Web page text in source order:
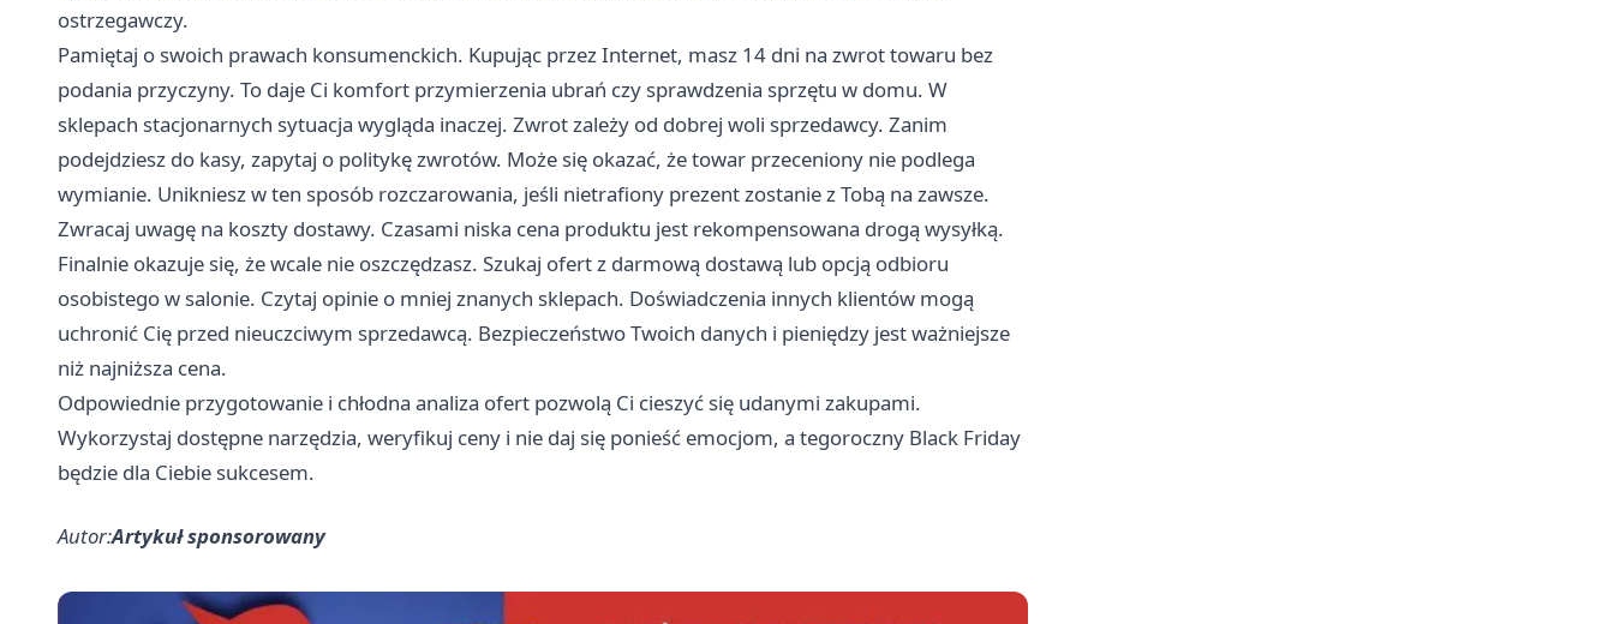
ostrzegawczy.
Pamiętaj o swoich prawach konsumenckich. Kupując przez Internet, masz 14 dni na zwrot towaru bez
podania przyczyny. To daje Ci komfort przymierzenia ubrań czy sprawdzenia sprzętu w domu. W
sklepach stacjonarnych sytuacja wygląda inaczej. Zwrot zależy od dobrej woli sprzedawcy. Zanim
podejdziesz do kasy, zapytaj o politykę zwrotów. Może się okazać, że towar przeceniony nie podlega
wymianie. Unikniesz w ten sposób rozczarowania, jeśli nietrafiony prezent zostanie z Tobą na zawsze.
Zwracaj uwagę na koszty dostawy. Czasami niska cena produktu jest rekompensowana drogą wysyłką.
Finalnie okazuje się, że wcale nie oszczędzasz. Szukaj ofert z darmową dostawą lub opcją odbioru
osobistego w salonie. Czytaj opinie o mniej znanych sklepach. Doświadczenia innych klientów mogą
uchronić Cię przed nieuczciwym sprzedawcą. Bezpieczeństwo Twoich danych i pieniędzy jest ważniejsze
niż najniższa cena.
Odpowiednie przygotowanie i chłodna analiza ofert pozwolą Ci cieszyć się udanymi zakupami.
Wykorzystaj dostępne narzędzia, weryfikuj ceny i nie daj się ponieść emocjom, a tegoroczny Black Friday
będzie dla Ciebie sukcesem.
Autor:Artykuł sponsorowany